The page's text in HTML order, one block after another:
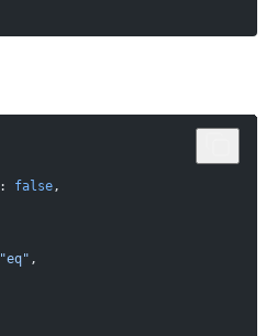
: false,
"eq" ,